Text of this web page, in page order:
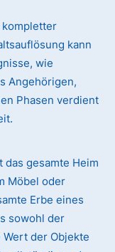
kompletter
kann
wie
Angehörigen,
Phasen verdient
gesamte Heim
Möbel oder
Erbe eines
sowohl der
der Objekte